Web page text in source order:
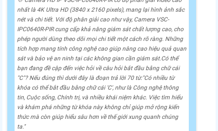
nhất là 4K Ultra HD (3840 x 2160 pixels), mang lại hình ảnh sắc
nét và chi tiết. Với độ phân giải cao như vậy, Camera VSC-
IPC0640R-PIR cung cấp khả năng giám sát chất lượng cao, cho
phép người dùng theo dõi mọi chi tiết một cách rõ ràng. Những
tích hợp mang tính công nghệ cao giúp nâng cao hiệu quả quan
sát và bảo vệ an ninh tại các không gian cần giám sát.Có thể
bạn đang đề cập đến việc hỏi về câu hỏi bắt đầu bằng chữ cái
"C"? Nếu đúng thì dưới đây là đoạn trả lời 70 từ:"Có nhiều từ
khóa có thể bắt đầu bằng chữ cái 'C', như là Công nghệ thông
tin, Cuộc sống, Chính trị, và nhiều khái niệm khác. Việc tìm hiểu
và khám phá những từ khóa này không chỉ giúp mở rộng kiến
thức mà còn giúp hiểu sâu hơn về thế giới xung quanh chúng
ta."